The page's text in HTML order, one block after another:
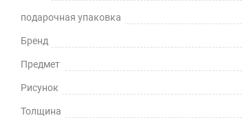
Долговечно
До 5 лет использования
Для людей и животных
подарочная упаковка
Бренд
Предмет
Рисунок
Толщина